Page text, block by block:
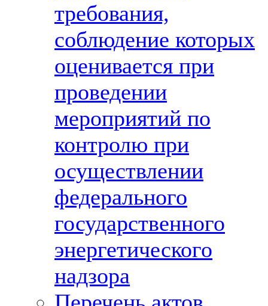
требования,
соблюдение которых
оценивается при
проведении
мероприятий по
контролю при
осуществлении
федерального
государственного
энергетического
надзора